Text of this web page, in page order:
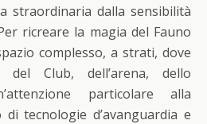
straordinaria dalla sensibilità
ricreare la magia del Fauno
complesso, a strati, dove
Club, dell’arena, dello
particolare alla
di tecnologie d’avanguardia e